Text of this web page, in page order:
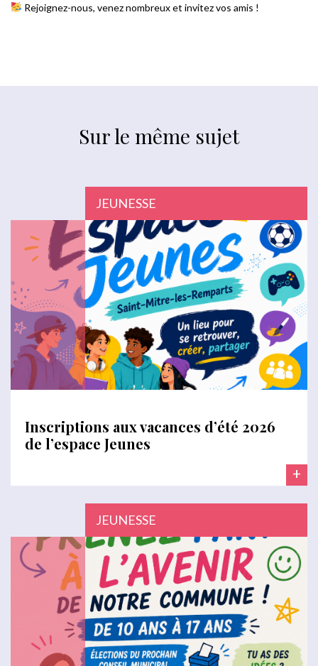
Rejoignez-nous, venez nombreux et invitez vos amis !
Sur le même sujet
JEUNESSE
Inscriptions aux vacances d’été 2026
de l’espace Jeunes
+
JEUNESSE